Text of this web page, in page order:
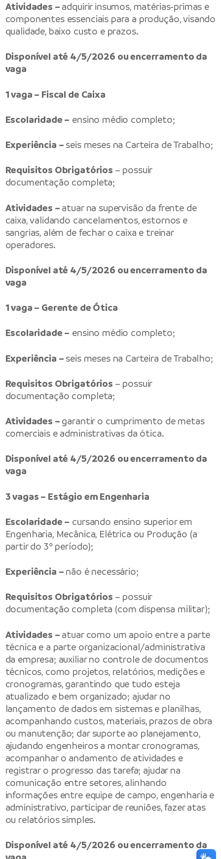
Atividades – adquirir insumos, matérias-primas e
componentes essenciais para a produção, visando
qualidade, baixo custo e prazos.
Disponível até 4/5/2026 ou encerramento da
vaga
1 vaga – Fiscal de Caixa
Escolaridade – ensino médio completo;
Experiência – seis meses na Carteira de Trabalho;
Requisitos Obrigatórios – possuir
documentação completa;
Atividades – atuar na supervisão da frente de
caixa, validando cancelamentos, estornos e
sangrias, além de fechar o caixa e treinar
operadores.
Disponível até 4/5/2026 ou encerramento da
vaga
1 vaga – Gerente de Ótica
Escolaridade – ensino médio completo;
Experiência – seis meses na Carteira de Trabalho;
Requisitos Obrigatórios – possuir
documentação completa;
Atividades – garantir o cumprimento de metas
comerciais e administrativas da ótica.
Disponível até 4/5/2026 ou encerramento da
vaga
3 vagas – Estágio em Engenharia
Escolaridade – cursando ensino superior em
Engenharia, Mecânica, Elétrica ou Produção (a
partir do 3º período);
Experiência – não é necessário;
Requisitos Obrigatórios – possuir
documentação completa (com dispensa militar);
Atividades – atuar como um apoio entre a parte
técnica e a parte organizacional/administrativa
da empresa; auxiliar no controle de documentos
técnicos, como projetos, relatórios, medições e
cronogramas, garantindo que tudo esteja
atualizado e bem organizado; ajudar no
lançamento de dados em sistemas e planilhas,
acompanhando custos, materiais, prazos de obra
ou manutenção; dar suporte ao planejamento,
ajudando engenheiros a montar cronogramas,
acompanhar o andamento de atividades e
registrar o progresso das tarefa; ajudar na
comunicação entre setores, alinhando
informações entre equipe de campo, engenharia e
administrativo, participar de reuniões, fazer atas
ou relatórios simples.
Disponível até 4/5/2026 ou encerramento da